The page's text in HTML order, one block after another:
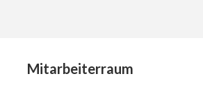
Mitarbeiterraum